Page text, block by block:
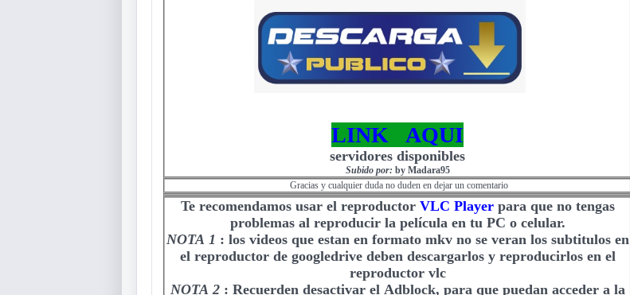
LINK AQUI
servidores disponibles
Subido por: by Madara95
Gracias y cualquier duda no duden en dejar un comentario
Te recomendamos usar el reproductor VLC Playerpara que no tengas
problemas al reproducir la película en tu PC o celular.
NOTA 1 : los videos que estan en formato mkv no se veran los subtitulos en
el reproductor de googledrive deben descargarlos y reproducirlos en el
reproductor vlc
NOTA 2 : Recuerden desactivar el Adblock, para que puedan acceder a la